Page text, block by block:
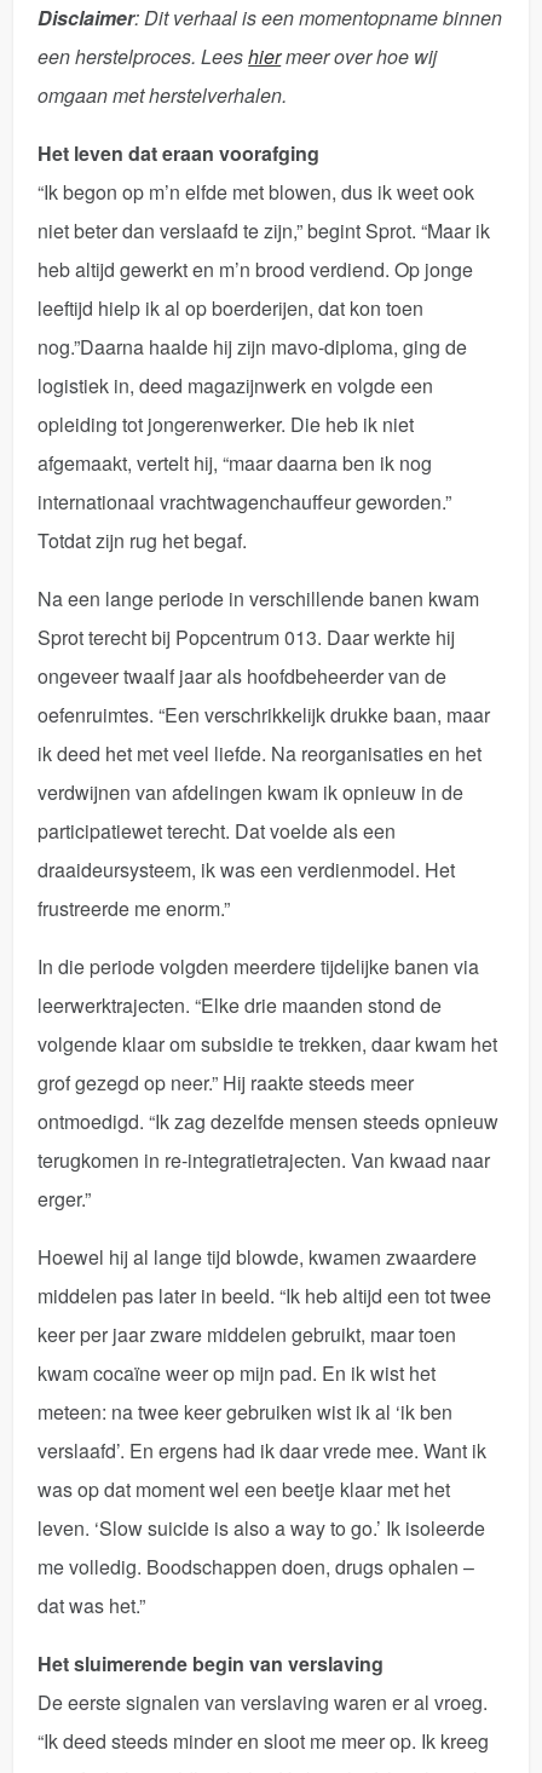
Disclaimer: Dit verhaal is een momentopname binnen
een herstelproces. Leeshiermeer over hoe wij
omgaan met herstelverhalen.
Het leven dat eraan voorafging
“Ik begon op m’n elfde met blowen, dus ik weet ook
niet beter dan verslaafd te zijn,” begint Sprot. “Maar ik
heb altijd gewerkt en m’n brood verdiend. Op jonge
leeftijd hielp ik al op boerderijen, dat kon toen
nog.”Daarna haalde hij zijn mavo-diploma, ging de
logistiek in, deed magazijnwerk en volgde een
opleiding tot jongerenwerker. Die heb ik niet
afgemaakt, vertelt hij, “maar daarna ben ik nog
internationaal vrachtwagenchauffeur geworden.”
Totdat zijn rug het begaf.
Na een lange periode in verschillende banen kwam
Sprot terecht bij Popcentrum 013. Daar werkte hij
ongeveer twaalf jaar als hoofdbeheerder van de
oefenruimtes. “Een verschrikkelijk drukke baan, maar
ik deed het met veel liefde. Na reorganisaties en het
verdwijnen van afdelingen kwam ik opnieuw in de
participatiewet terecht. Dat voelde als een
draaideursysteem, ik was een verdienmodel. Het
frustreerde me enorm.”
In die periode volgden meerdere tijdelijke banen via
leerwerktrajecten. “Elke drie maanden stond de
volgende klaar om subsidie te trekken, daar kwam het
grof gezegd op neer.” Hij raakte steeds meer
ontmoedigd. “Ik zag dezelfde mensen steeds opnieuw
terugkomen in re-integratietrajecten. Van kwaad naar
erger.”
Hoewel hij al lange tijd blowde, kwamen zwaardere
middelen pas later in beeld. “Ik heb altijd een tot twee
keer per jaar zware middelen gebruikt, maar toen
kwam cocaïne weer op mijn pad. En ik wist het
meteen: na twee keer gebruiken wist ik al ‘ik ben
verslaafd’. En ergens had ik daar vrede mee. Want ik
was op dat moment wel een beetje klaar met het
leven. ‘Slow suicide is also a way to go.’ Ik isoleerde
me volledig. Boodschappen doen, drugs ophalen –
dat was het.”
Het sluimerende begin van verslaving
De eerste signalen van verslaving waren er al vroeg.
“Ik deed steeds minder en sloot me meer op. Ik kreeg